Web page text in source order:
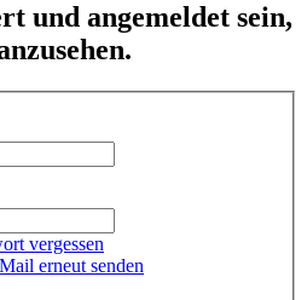
und angemeldet sein,
vergessen
erneut senden